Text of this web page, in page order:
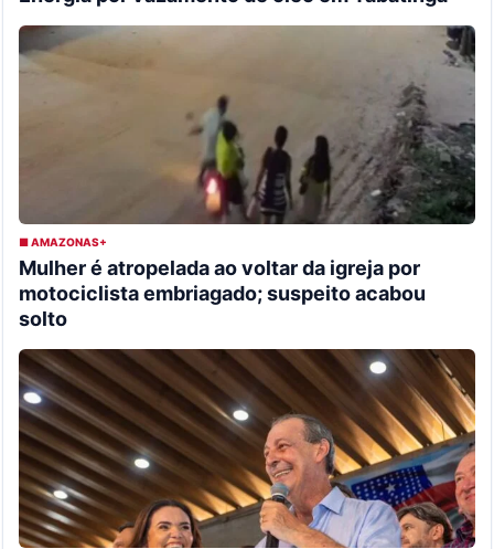
■ AMAZONAS+
Mulher é atropelada ao voltar da igreja por
motociclista embriagado; suspeito acabou
solto